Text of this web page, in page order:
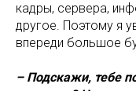
кадры, сервера,
другое. Поэтому я
впереди большое
– Подскажи, тебе